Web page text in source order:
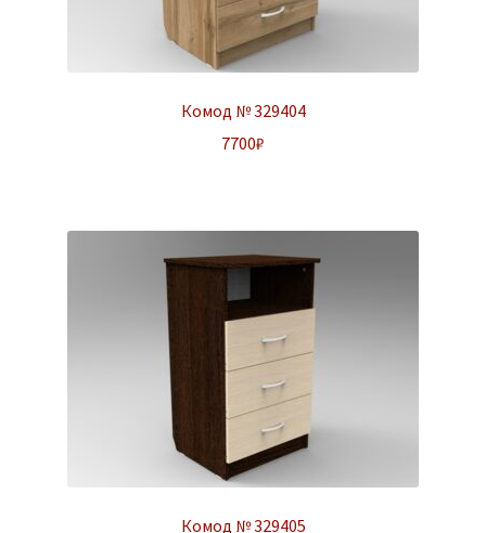
Комод № 329404
7700₽
Комод № 329405